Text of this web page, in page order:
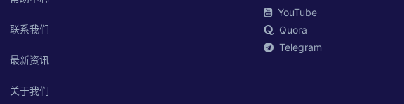
联系我们
最新资讯
关于我们
YouTube
Quora
Telegram